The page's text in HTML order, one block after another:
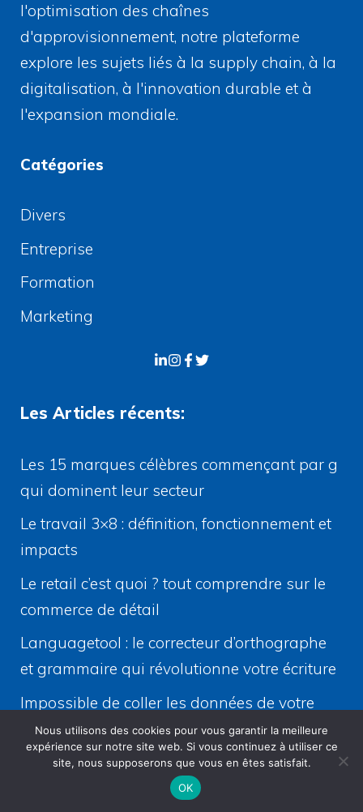
l'optimisation des chaînes
d'approvisionnement, notre plateforme
explore les sujets liés à la supply chain, à la
digitalisation, à l'innovation durable et à
l'expansion mondiale.
Catégories
Divers
Entreprise
Formation
Marketing
Les Articles récents:
Les 15 marques célèbres commençant par g
qui dominent leur secteur
Le travail 3×8 : définition, fonctionnement et
impacts
Le retail c’est quoi ? tout comprendre sur le
commerce de détail
Languagetool : le correcteur d’orthographe
et grammaire qui révolutionne votre écriture
Impossible de coller les données de votre
organisation ici : solutions pratiques
Nous utilisons des cookies pour vous garantir la meilleure
expérience sur notre site web. Si vous continuez à utiliser ce
site, nous supposerons que vous en êtes satisfait.
OK